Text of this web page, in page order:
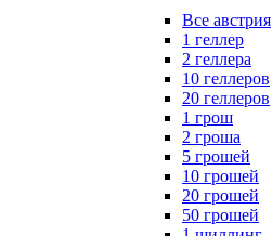
Все австрия
1 геллер
2 геллера
10 геллеров
20 геллеров
1 грош
2 гроша
5 грошей
10 грошей
20 грошей
50 грошей